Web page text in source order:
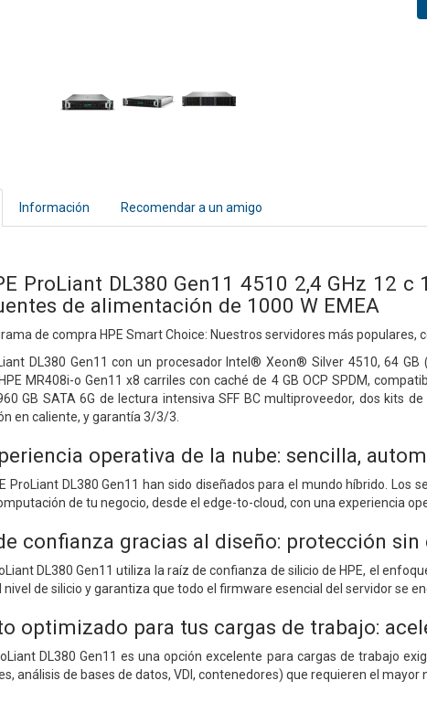
Información Recomendar a un amigo
ProLiant DL380 Gen11 4510 2,4 GHz 12 c
de alimentación de 1000 W EMEA
de compra HPE Smart Choice: Nuestros servidores más populares,
DL380 Gen11 con un procesador Intel® Xeon® Silver 4510, 64
MR408i-o Gen11 x8 carriles con caché de 4 GB OCP SPDM,
GB SATA 6G de lectura intensiva SFF BC multiproveedor, dos kits
en caliente, y garantía 3/3/3.
operativa de la nube: sencilla,
ProLiant DL380 Gen11 han sido diseñados para el mundo híbrido. Los
de tu negocio, desde el edge-to-cloud, con una experiencia
confianza gracias al diseño: protección
DL380 Gen11 utiliza la raíz de confianza de silicio de HPE, el
de silicio y garantiza que todo el firmware esencial del servidor se
optimizado para tus cargas de trabajo:
DL380 Gen11 es una opción excelente para cargas de trabajo
análisis de bases de datos, VDI, contenedores) que requieren el mayor